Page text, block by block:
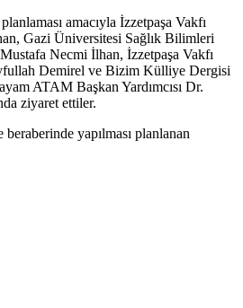
amacıyla İzzetpaşa Vakfı
Gazi Üniversitesi Sağlık Bilimleri
Necmi İlhan, İzzetpaşa Vakfı
Demirel ve Bizim Külliye Dergisi
ATAM Başkan Yardımcısı Dr.
ziyaret ettiler.
yapılması planlanan